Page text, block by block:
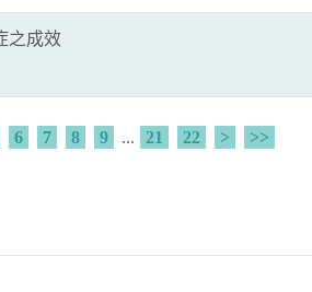
之成效
6 7 8 9 ... 21 22 > >>